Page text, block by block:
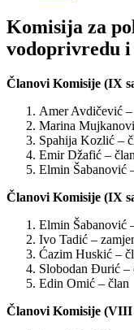
Komisija za
vodoprivredu
Članovi Komisije (IX
Amer Avdičević
Marina
Spahija Kozlić –
Emir Džafić – član
Elmin Šabanović
Članovi Komisije (IX
Elmin Šabanović
Ivo Tadić –
Ćazim Huskić –
Slobodan Đurić –
Edin Omić – član
Članovi Komisije (VIII